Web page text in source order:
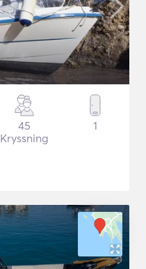
45
Kryssning
1